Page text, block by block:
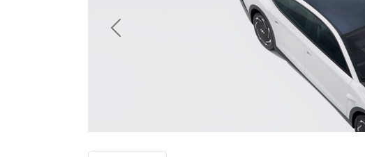
Предыдущий